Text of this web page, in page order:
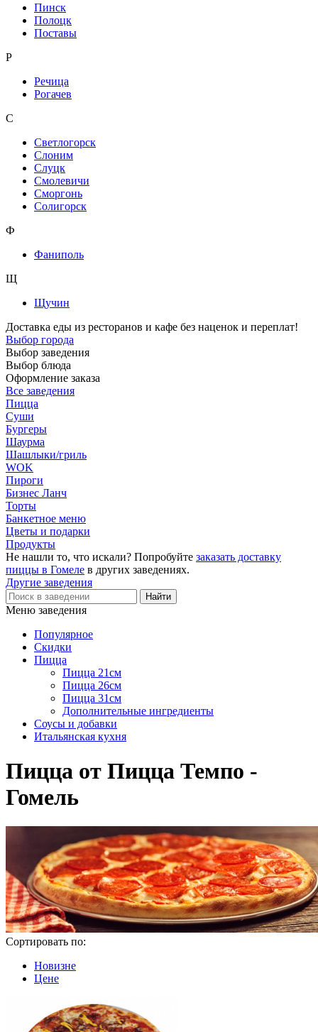
Пинск
Полоцк
Поставы
Р
Речица
Рогачев
С
Светлогорск
Слоним
Слуцк
Смолевичи
Сморгонь
Солигорск
Ф
Фаниполь
Щ
Щучин
Доставка еды из ресторанов и кафе без наценок и переплат!
Выбор города
Выбор заведения
Выбор блюда
Оформление заказа
Все заведения
Пицца
Суши
Бургеры
Шаурма
Шашлыки/гриль
WOK
Пироги
Бизнес Ланч
Торты
Банкетное меню
Цветы и подарки
Продукты
Не нашли то, что искали? Попробуйте заказать доставку
пиццы в Гомеле в других заведениях.
Другие заведения
Меню заведения
Популярное
Скидки
Пицца
Пицца 21см
Пицца 26см
Пицца 31см
Дополнительные ингредиенты
Соусы и добавки
Итальянская кухня
Пицца от Пицца Темпо -
Гомель
Сортировать по:
Новизне
Цене